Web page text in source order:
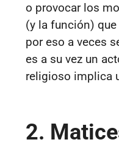
o provocar los
(y la función)
por eso a veces
es a su vez un
religioso implica
2.